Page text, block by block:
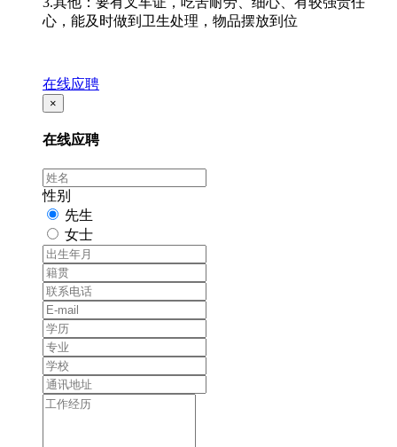
心，能及时做到卫生处理，物品摆放到位
在线应聘
×
在线应聘
性别
先生
女士